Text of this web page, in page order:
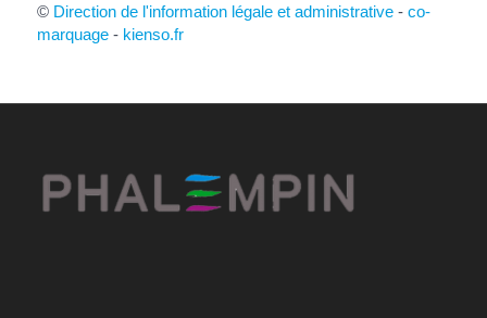
© Direction de l'information légale et administrative- co-
marquage- kienso.fr